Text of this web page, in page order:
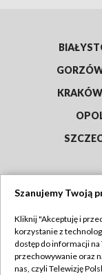
KRAKÓW
Abonament
Szanujemy Twoją
Kliknij "Akceptuję i
korzystanie z
dostęp do informacji
przechowywanie oraz
nas, czyli Telewizję